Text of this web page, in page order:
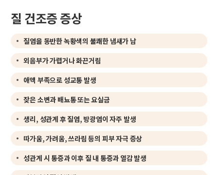
질 건조증 증상
질염을 동반한 녹황색의 불쾌한 냄새가 남
외음부가 가렵거나 화끈거림
애액 부족으로 성교통 발생
잦은 소변과 배뇨통 또는 요실금
생리, 성관계 후 질염, 방광염이 자주 발생
따가움, 가려움, 쓰라림 등의 피부 자극 증상
성관계 시 통증과 이후 질 내 통증과 열감 발생